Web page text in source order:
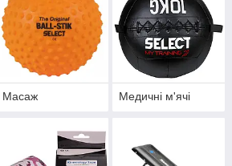
Масаж Медичні м'ячі